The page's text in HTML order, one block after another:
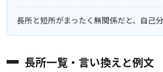
長所と短所がまったく無関係だと、自己
長所一覧・言い換えと例文